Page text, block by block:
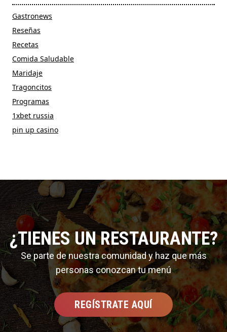
Gastronews
Reseñas
Recetas
Comida Saludable
Maridaje
Tragoncitos
Programas
1xbet russia
pin up casino
¿TIENES UN RESTAURANTE?
Se parte de nuestra comunidad y haz que más
personas conozcan tu menú
REGÍSTRATE AQUÍ